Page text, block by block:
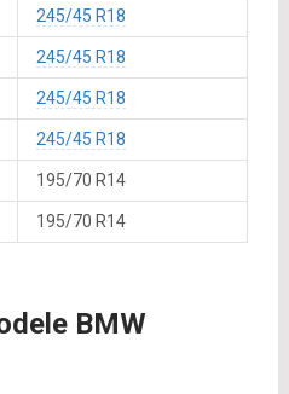
245/45 R18
245/45 R18
245/45 R18
245/45 R18
195/70 R14
195/70 R14
BMW